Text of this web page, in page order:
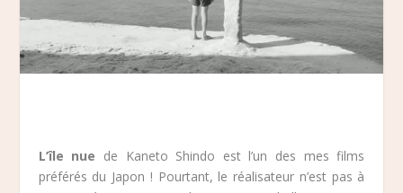
L’île nue de Kaneto Shindo est l’un des mes films
préférés du Japon ! Pourtant, le réalisateur n’est pas à